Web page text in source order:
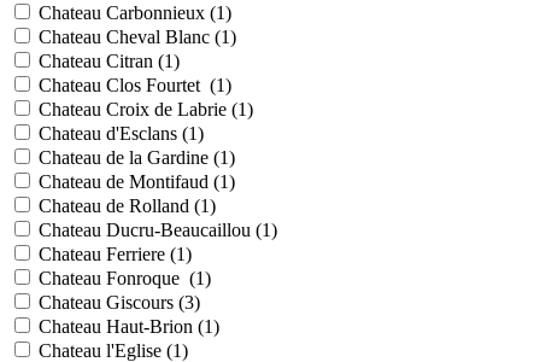
Chateau Carbonnieux (1)
Chateau Cheval Blanc (1)
Chateau Citran (1)
Chateau Clos Fourtet (1)
Chateau Croix de Labrie (1)
Chateau d'Esclans (1)
Chateau de la Gardine (1)
Chateau de Montifaud (1)
Chateau de Rolland (1)
Chateau Ducru-Beaucaillou (1)
Chateau Ferriere (1)
Chateau Fonroque (1)
Chateau Giscours (3)
Chateau Haut-Brion (1)
Chateau l'Eglise (1)